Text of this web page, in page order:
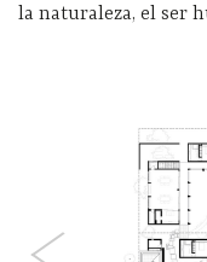
la naturaleza, el ser